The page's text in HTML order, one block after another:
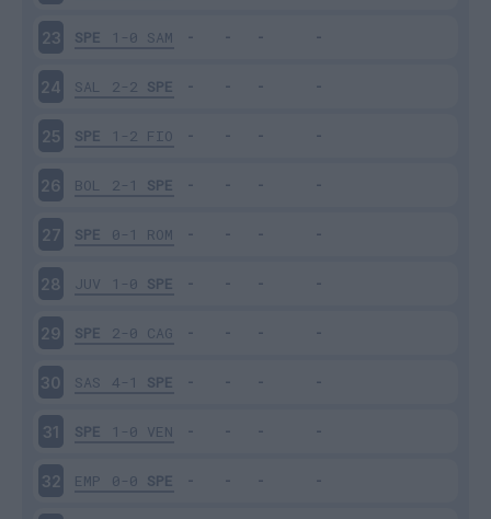
23 SPE 1-0 SAM
24 SAL 2-2 SPE
25 SPE 1-2 FIO
26 BOL 2-1 SPE
27 SPE 0-1 ROM
28 JUV 1-0 SPE
29 SPE 2-0 CAG
30 SAS 4-1 SPE
31 SPE 1-0 VEN
32 EMP 0-0 SPE